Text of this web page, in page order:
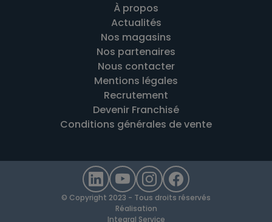
À propos
Actualités
Nos magasins
Nos partenaires
Nous contacter
Mentions légales
Recrutement
Devenir Franchisé
Conditions générales de vente
© Copyright 2023 - Tous droits réservés
Réalisation
Integral Service